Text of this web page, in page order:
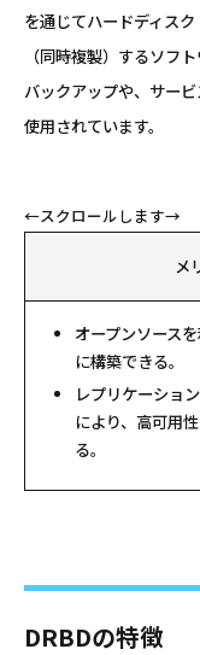
を通じてハードディス
（同時複製）するソフ
バックアップや、サー
使用されています。
メ
オープンソース
に構築できる。
レプリケーショ
により、高可用
る。
DRBDの特徴